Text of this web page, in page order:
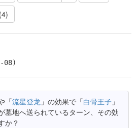
08)
「流星登龙 」の効果で「白骨王子 」
墓地へ送られているターン、その効
か？